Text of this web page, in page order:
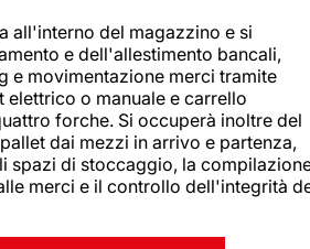
all'interno del magazzino e si
e dell'allestimento bancali,
e movimentazione merci tramite
o manuale e carrello
forche. Si occuperà inoltre del
dai mezzi in arrivo e partenza,
spazi di stoccaggio, la
merci e il controllo dell'integrità